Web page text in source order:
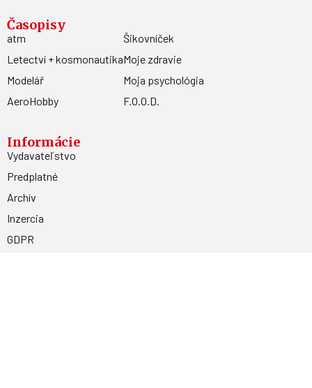
Časopisy
atm
Letectví + kosmonautika
Modelář
AeroHobby
Šikovníček
Moje zdravie
Moja psychológia
F.O.O.D.
Informácie
Vydavateľstvo
Predplatné
Archív
Inzercia
GDPR